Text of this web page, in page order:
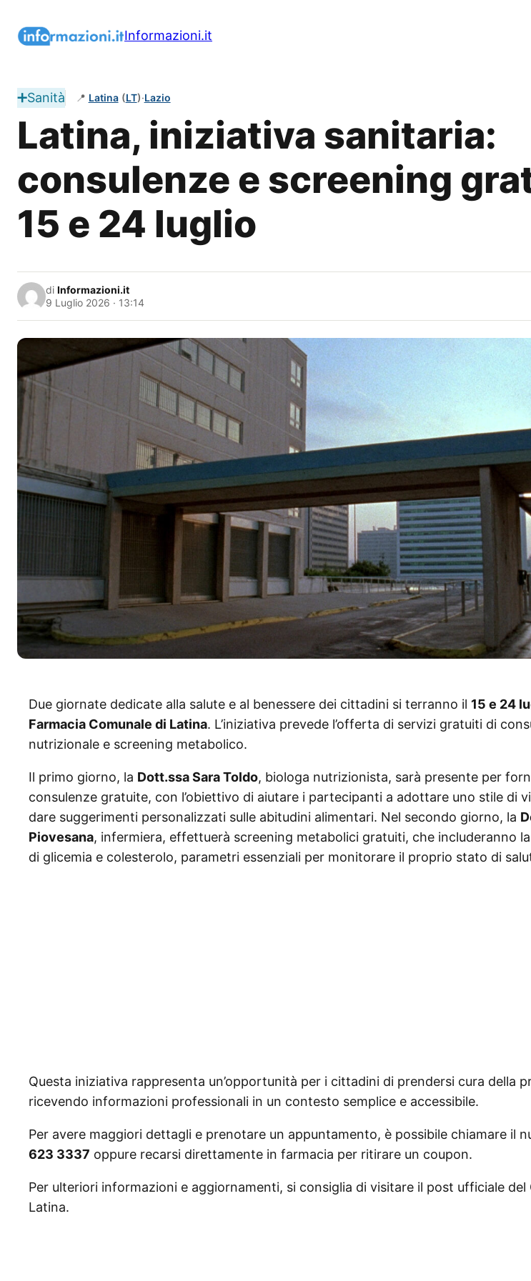
Informazioni.it
➕Sanità 📍 Latina (LT)·Lazio
Latina, iniziativa sanitaria:
consulenze e screening
15 e 24 luglio
di Informazioni.it
9 Luglio 2026 · 13:14
Due giornate dedicate alla salute e al benessere dei cittadini si terranno il 15 e 24
Farmacia Comunale di Latina. L’iniziativa prevede l’offerta di servizi gratuiti di
nutrizionale e screening metabolico.
Il primo giorno, la Dott.ssa Sara Toldo, biologa nutrizionista, sarà presente per
consulenze gratuite, con l’obiettivo di aiutare i partecipanti a adottare uno stile di
dare suggerimenti personalizzati sulle abitudini alimentari. Nel secondo giorno, la
Piovesana, infermiera, effettuerà screening metabolici gratuiti, che includeranno
di glicemia e colesterolo, parametri essenziali per monitorare il proprio stato di
Questa iniziativa rappresenta un’opportunità per i cittadini di prendersi cura della
ricevendo informazioni professionali in un contesto semplice e accessibile.
Per avere maggiori dettagli e prenotare un appuntamento, è possibile chiamare il
623 3337 oppure recarsi direttamente in farmacia per ritirare un coupon.
Per ulteriori informazioni e aggiornamenti, si consiglia di visitare il post ufficiale del
Latina.